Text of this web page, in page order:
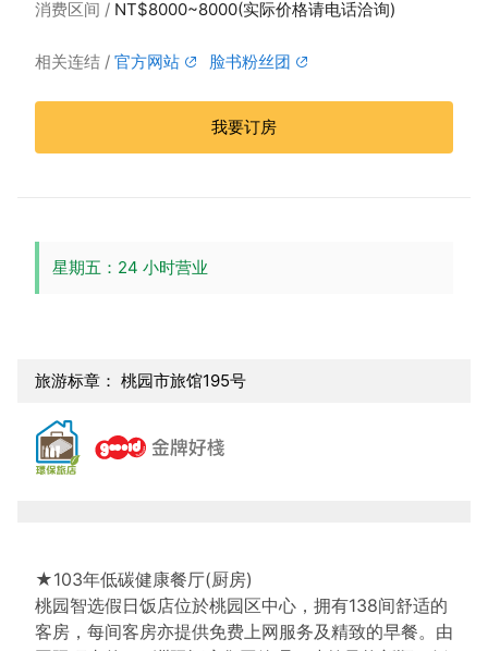
消费区间 NT$8000~8000(实际价格请电话洽询)
相关连结 官方网站 脸书粉丝团
我要订房
星期五：24 小时营业
旅游标章： 桃园市旅馆195号
★103年低碳健康餐厅(厨房)
桃园智选假日饭店位於桃园区中心，拥有138间舒适的
客房，每间客房亦提供免费上网服务及精致的早餐。由